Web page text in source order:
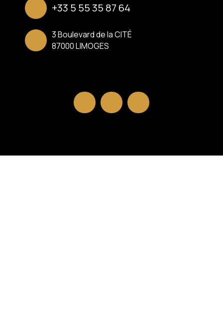
+33 5 55 35 87 64
3 Boulevard de la CITÉ
87000 LIMOGES